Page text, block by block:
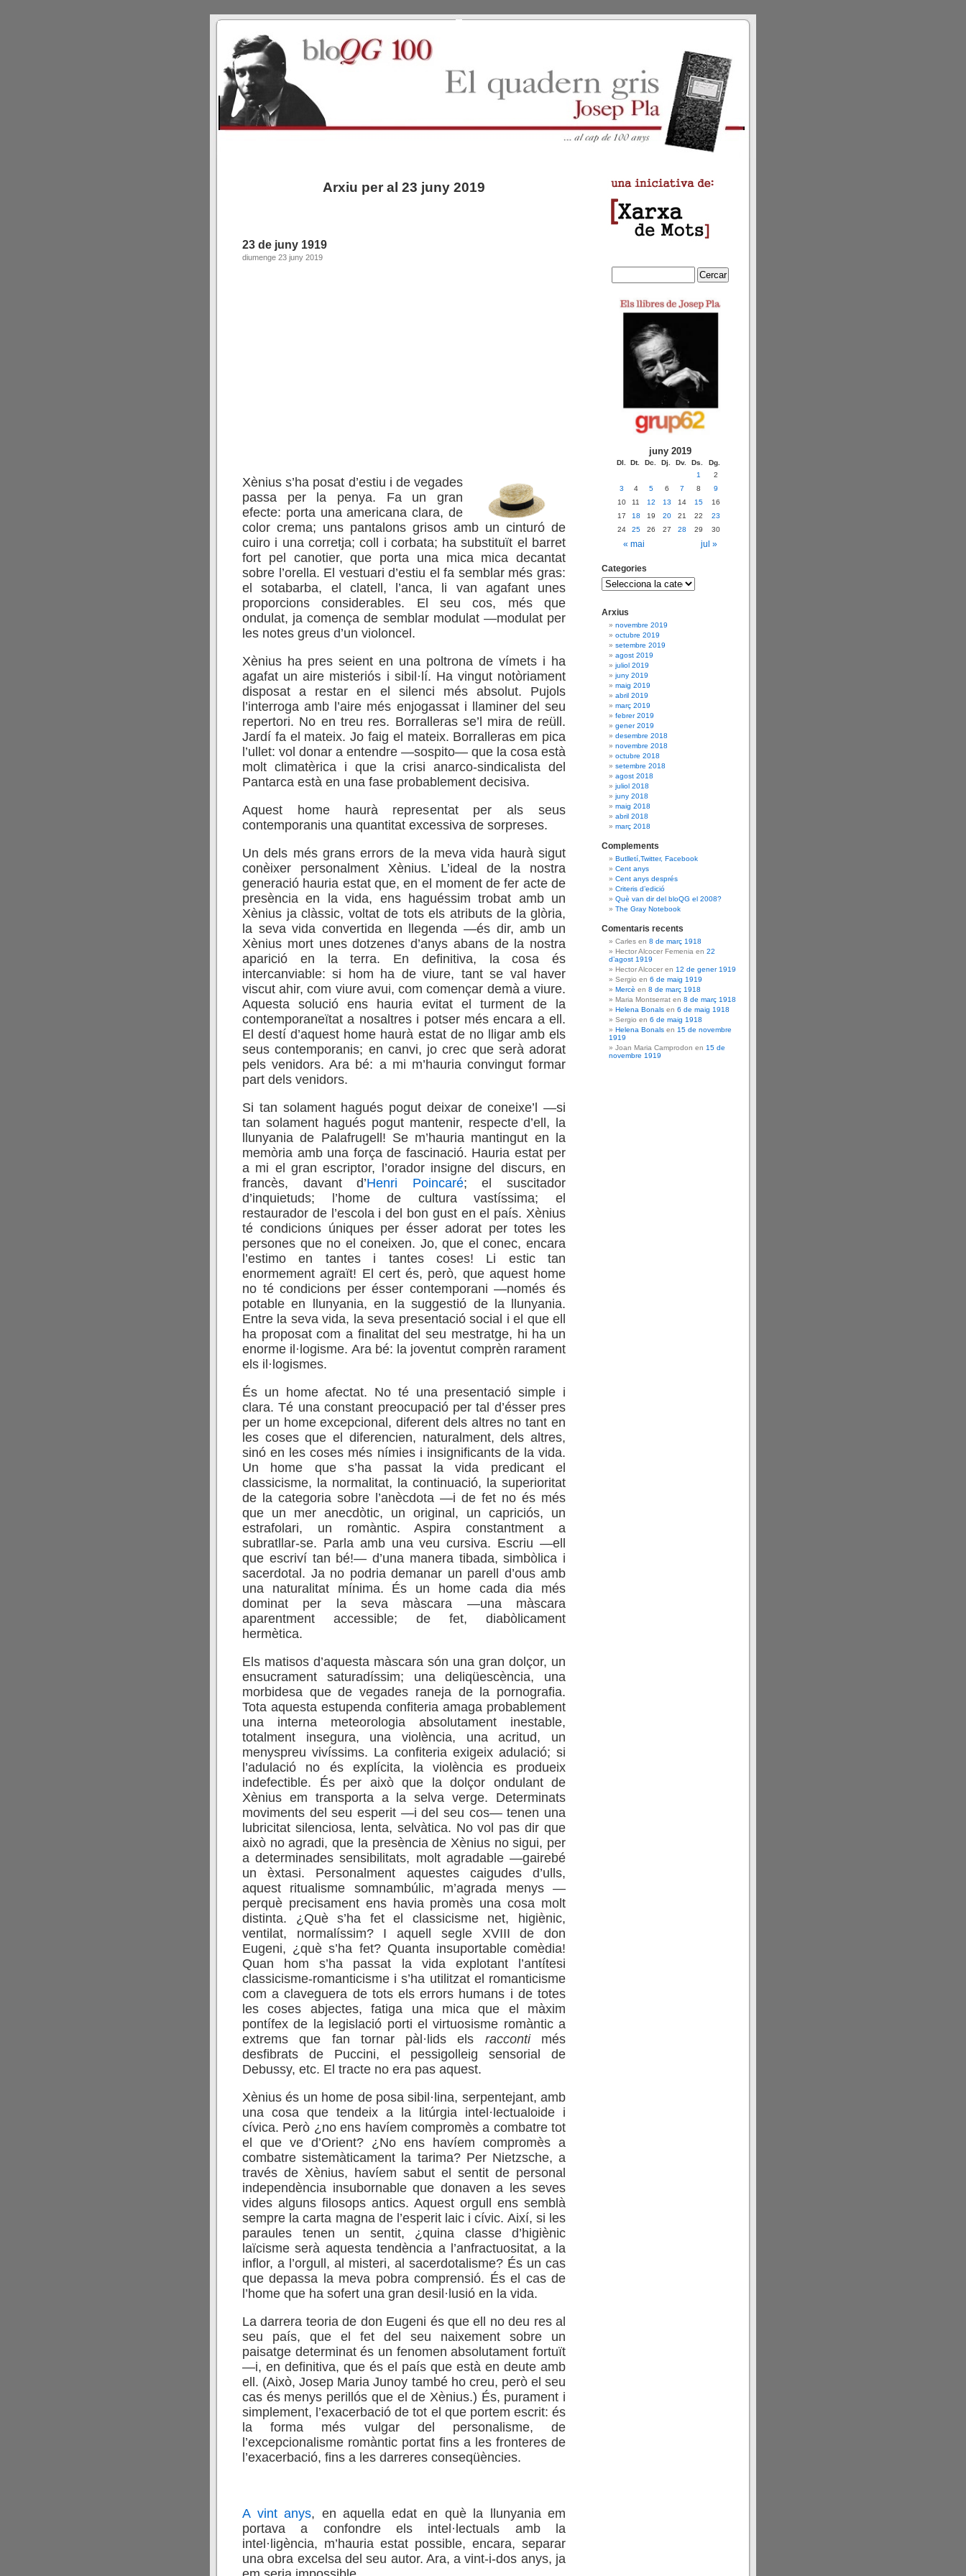
Arxiu per al 23 juny 2019
23 de juny 1919
diumenge 23 juny 2019
Xènius s’ha posat d’estiu i de vegades
passa per la penya. Fa un gran
efecte: porta una americana clara, de
color crema; uns pantalons grisos amb un cinturó de
cuiro i una corretja; coll i corbata; ha substituït el barret
fort pel canotier, que porta una mica mica decantat
sobre l’orella. El vestuari d’estiu el fa semblar més gras:
el sotabarba, el clatell, l’anca, li van agafant unes
proporcions considerables. El seu cos, més que
ondulat, ja comença de semblar modulat —modulat per
les notes greus d’un violoncel.
Xènius ha pres seient en una poltrona de vímets i ha
agafat un aire misteriós i sibil·lí. Ha vingut notòriament
disposat a restar en el silenci més absolut. Pujols
l’interroga amb l’aire més enjogassat i llaminer del seu
repertori. No en treu res. Borralleras se’l mira de reüll.
Jardí fa el mateix. Jo faig el mateix. Borralleras em pica
l’ullet: vol donar a entendre —sospito— que la cosa està
molt climatèrica i que la crisi anarco-sindicalista del
Pantarca està en una fase probablement decisiva.
Aquest home haurà representat per als seus
contemporanis una quantitat excessiva de sorpreses.
Un dels més grans errors de la meva vida haurà sigut
conèixer personalment Xènius. L’ideal de la nostra
generació hauria estat que, en el moment de fer acte de
presència en la vida, ens haguéssim trobat amb un
Xènius ja clàssic, voltat de tots els atributs de la glòria,
la seva vida convertida en llegenda —és dir, amb un
Xènius mort unes dotzenes d’anys abans de la nostra
aparició en la terra. En definitiva, la cosa és
intercanviable: si hom ha de viure, tant se val haver
viscut ahir, com viure avui, com començar demà a viure.
Aquesta solució ens hauria evitat el turment de la
contemporaneïtat a nosaltres i potser més encara a ell.
El destí d’aquest home haurà estat de no lligar amb els
seus contemporanis; en canvi, jo crec que serà adorat
pels venidors. Ara bé: a mi m’hauria convingut formar
part dels venidors.
Si tan solament hagués pogut deixar de coneixe’l —si
tan solament hagués pogut mantenir, respecte d’ell, la
llunyania de Palafrugell! Se m’hauria mantingut en la
memòria amb una força de fascinació. Hauria estat per
a mi el gran escriptor, l’orador insigne del discurs, en
francès, davant d’Henri Poincaré; el suscitador
d’inquietuds; l’home de cultura vastíssima; el
restaurador de l’escola i del bon gust en el país. Xènius
té condicions úniques per ésser adorat per totes les
persones que no el coneixen. Jo, que el conec, encara
l’estimo en tantes i tantes coses! Li estic tan
enormement agraït! El cert és, però, que aquest home
no té condicions per ésser contemporani —només és
potable en llunyania, en la suggestió de la llunyania.
Entre la seva vida, la seva presentació social i el que ell
ha proposat com a finalitat del seu mestratge, hi ha un
enorme il·logisme. Ara bé: la joventut comprèn rarament
els il·logismes.
És un home afectat. No té una presentació simple i
clara. Té una constant preocupació per tal d’ésser pres
per un home excepcional, diferent dels altres no tant en
les coses que el diferencien, naturalment, dels altres,
sinó en les coses més nímies i insignificants de la vida.
Un home que s’ha passat la vida predicant el
classicisme, la normalitat, la continuació, la superioritat
de la categoria sobre l’anècdota —i de fet no és més
que un mer anecdòtic, un original, un capriciós, un
estrafolari, un romàntic. Aspira constantment a
subratllar-se. Parla amb una veu cursiva. Escriu —ell
que escriví tan bé!— d’una manera tibada, simbòlica i
sacerdotal. Ja no podria demanar un parell d’ous amb
una naturalitat mínima. És un home cada dia més
dominat per la seva màscara —una màscara
aparentment accessible; de fet, diabòlicament
hermètica.
Els matisos d’aquesta màscara són una gran dolçor, un
ensucrament saturadíssim; una deliqüescència, una
morbidesa que de vegades raneja de la pornografia.
Tota aquesta estupenda confiteria amaga probablement
una interna meteorologia absolutament inestable,
totalment insegura, una violència, una acritud, un
menyspreu vivíssims. La confiteria exigeix adulació; si
l’adulació no és explícita, la violència es produeix
indefectible. És per això que la dolçor ondulant de
Xènius em transporta a la selva verge. Determinats
moviments del seu esperit —i del seu cos— tenen una
lubricitat silenciosa, lenta, selvàtica. No vol pas dir que
això no agradi, que la presència de Xènius no sigui, per
a determinades sensibilitats, molt agradable —gairebé
un èxtasi. Personalment aquestes caigudes d’ulls,
aquest ritualisme somnambúlic, m’agrada menys —
perquè precisament ens havia promès una cosa molt
distinta. ¿Què s’ha fet el classicisme net, higiènic,
ventilat, normalíssim? I aquell segle XVIII de don
Eugeni, ¿què s’ha fet? Quanta insuportable comèdia!
Quan hom s’ha passat la vida explotant l’antítesi
classicisme-romanticisme i s’ha utilitzat el romanticisme
com a claveguera de tots els errors humans i de totes
les coses abjectes, fatiga una mica que el màxim
pontífex de la legislació porti el virtuosisme romàntic a
extrems que fan tornar pàl·lids els raccontimés
desfibrats de Puccini, el pessigolleig sensorial de
Debussy, etc. El tracte no era pas aquest.
Xènius és un home de posa sibil·lina, serpentejant, amb
una cosa que tendeix a la litúrgia intel·lectualoide i
cívica. Però ¿no ens havíem compromès a combatre tot
el que ve d’Orient? ¿No ens havíem compromès a
combatre sistemàticament la tarima? Per Nietzsche, a
través de Xènius, havíem sabut el sentit de personal
independència insubornable que donaven a les seves
vides alguns filosops antics. Aquest orgull ens semblà
sempre la carta magna de l’esperit laic i cívic. Així, si les
paraules tenen un sentit, ¿quina classe d’higiènic
laïcisme serà aquesta tendència a l’anfractuositat, a la
inflor, a l’orgull, al misteri, al sacerdotalisme? És un cas
que depassa la meva pobra comprensió. És el cas de
l’home que ha sofert una gran desil·lusió en la vida.
La darrera teoria de don Eugeni és que ell no deu res al
seu país, que el fet del seu naixement sobre un
paisatge determinat és un fenomen absolutament fortuït
—i, en definitiva, que és el país que està en deute amb
ell. (Això, Josep Maria Junoy també ho creu, però el seu
cas és menys perillós que el de Xènius.) És, purament i
simplement, l’exacerbació de tot el que portem escrit: és
la forma més vulgar del personalisme, de
l’excepcionalisme romàntic portat fins a les fronteres de
l’exacerbació, fins a les darreres conseqüències.
A vint anys, en aquella edat en què la llunyania em
portava a confondre els intel·lectuals amb la
intel·ligència, m’hauria estat possible, encara, separar
una obra excelsa del seu autor. Ara, a vint-i-dos anys, ja
juny 2019
Dl. Dt. Dc. Dj. Dv. Ds. Dg.
« mai jul »
1
2
3
4 5 6 7 8
9
10
11 12 13 14 15
16
17
18 19 20 21 22
23
24
25 26 27 28 29 30
Categories
Arxius
novembre 2019
octubre 2019
setembre 2019
agost 2019
juliol 2019
juny 2019
maig 2019
abril 2019
març 2019
febrer 2019
gener 2019
desembre 2018
novembre 2018
octubre 2018
setembre 2018
agost 2018
juliol 2018
juny 2018
maig 2018
abril 2018
març 2018
Complements
Butlletí,Twitter, Facebook
Cent anys
Cent anys després
Criteris d’edició
Què van dir del bloQG el 2008?
The Gray Notebook
Comentaris recents
Carles en 8 de març 1918
Hector Alcocer Femenia en 22
d’agost 1919
Hector Alcocer en 12 de gener 1919
Sergio en 6 de maig 1919
Mercè en 8 de març 1918
Maria Montserrat en 8 de març 1918
Helena Bonals en 6 de maig 1918
Sergio en 6 de maig 1918
Helena Bonals en 15 de novembre
1919
Joan Maria Camprodon en 15 de
novembre 1919